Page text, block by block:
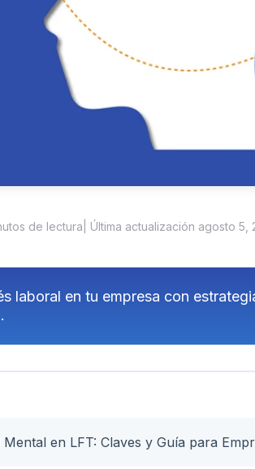
de lectura | Última actualización agosto 5,
laboral en tu empresa con
en LFT: Claves y Guía para